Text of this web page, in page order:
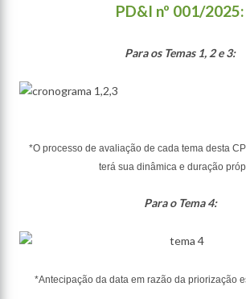
PD&I nº 001/2025:
Para os Temas 1, 2 e 3:
*O processo de avaliação de cada tema desta
terá sua dinâmica e duração
Para o Tema 4:
*Antecipação da data em razão da priorização